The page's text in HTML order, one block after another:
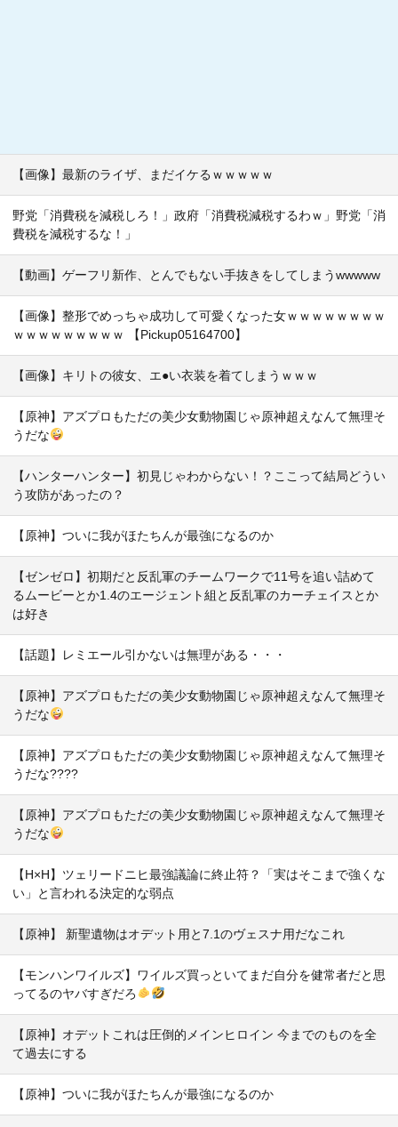
【画像】最新のライザ、まだイケるｗｗｗｗｗ
野党「消費税を減税しろ！」政府「消費税減税するわｗ」野党「消
費税を減税するな！」
【動画】ゲーフリ新作、とんでもない手抜きをしてしまうwwwww
【画像】整形でめっちゃ成功して可愛くなった女ｗｗｗｗｗｗｗｗ
ｗｗｗｗｗｗｗｗｗ 【Pickup05164700】
【画像】キリトの彼女、エ●い衣装を着てしまうｗｗｗ
【原神】アズプロもただの美少女動物園じゃ原神超えなんて無理そ
うだな
【ハンターハンター】初見じゃわからない！？ここって結局どうい
う攻防があったの？
【原神】ついに我がほたちんが最強になるのか
【ゼンゼロ】初期だと反乱軍のチームワークで11号を追い詰めて
るムービーとか1.4のエージェント組と反乱軍のカーチェイスとか
は好き
【話題】レミエール引かないは無理がある・・・
【原神】アズプロもただの美少女動物園じゃ原神超えなんて無理そ
うだな
【原神】アズプロもただの美少女動物園じゃ原神超えなんて無理そ
うだな????
【原神】アズプロもただの美少女動物園じゃ原神超えなんて無理そ
うだな
【H×H】ツェリードニヒ最強議論に終止符？「実はそこまで強くな
い」と言われる決定的な弱点
【原神】 新聖遺物はオデット用と7.1のヴェスナ用だなこれ
【モンハンワイルズ】ワイルズ買っといてまだ自分を健常者だと思
ってるのヤバすぎだろ
【原神】オデットこれは圧倒的メインヒロイン 今までのものを全
て過去にする
【原神】ついに我がほたちんが最強になるのか